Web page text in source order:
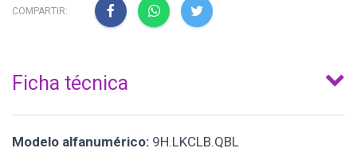
COMPARTIR:
Ficha técnica
Modelo alfanumérico: 9H.LKCLB.QBL